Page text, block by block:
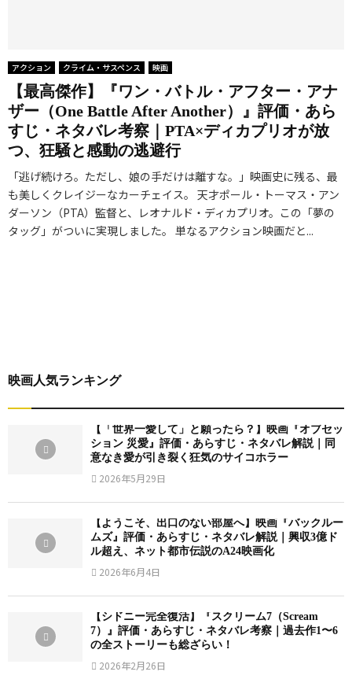
アクション クライム・サスペンス 映画
【最高傑作】『ワン・バトル・アフター・アナ
ザー（One Battle After Another）』評価・あら
すじ・ネタバレ考察｜PTA×ディカプリオが放
つ、狂騒と感動の逃避行
「逃げ続けろ。ただし、娘の手だけは離すな。」映画史に残る、最
も美しくクレイジーなカーチェイス。 天才ポール・トーマス・アン
ダーソン（PTA）監督と、レオナルド・ディカプリオ。この「夢の
タッグ」がついに実現しました。 単なるアクション映画だと...
映画人気ランキング
【「世界一愛して」と願ったら？】映画『オブセッ
ション 災愛』評価・あらすじ・ネタバレ解説｜同
意なき愛が引き裂く狂気のサイコホラー
2026年5月29日
【ようこそ、出口のない部屋へ】映画『バックルー
ムズ』評価・あらすじ・ネタバレ解説｜興収3億ド
ル超え、ネット都市伝説のA24映画化
2026年6月4日
【シドニー完全復活】『スクリーム7（Scream
7）』評価・あらすじ・ネタバレ考察｜過去作1〜6
の全ストーリーも総ざらい！
2026年2月26日